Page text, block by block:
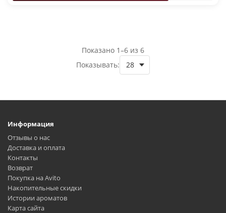
Показывать:
Показано 1–6 из 6
Информация
Отзывы о нас
Доставка и оплата
Контакты
Возврат
Покупка на Avito
Накопительные скидки
Истории ароматов
Карта сайта